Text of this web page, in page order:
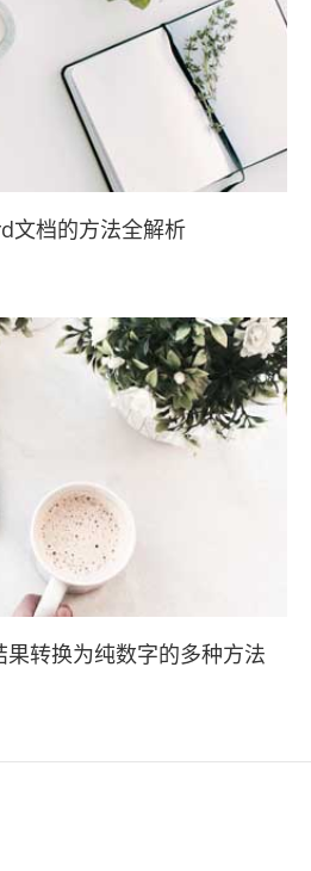
文档的方法全解析
转换为纯数字的多种方法